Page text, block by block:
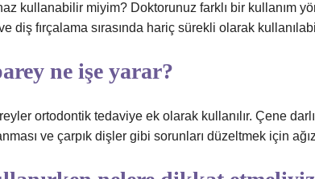
kullanabilir miyim? Doktorunuz farklı bir kullanım
diş fırçalama sırasında hariç sürekli olarak
ne işe yarar?
ortodontik tedaviye ek olarak kullanılır. Çene
ve çarpık dişler gibi sorunları düzeltmek için